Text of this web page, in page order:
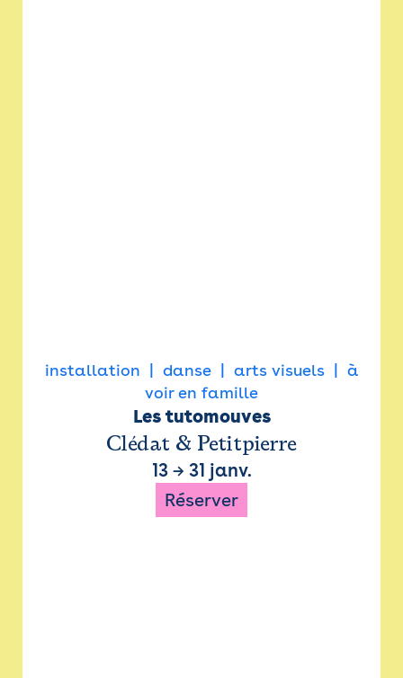
installation danse arts visuels
à
voir en famille
Les tutomouves
Clédat & Petitpierre
13→ 31 janv.
Réserver